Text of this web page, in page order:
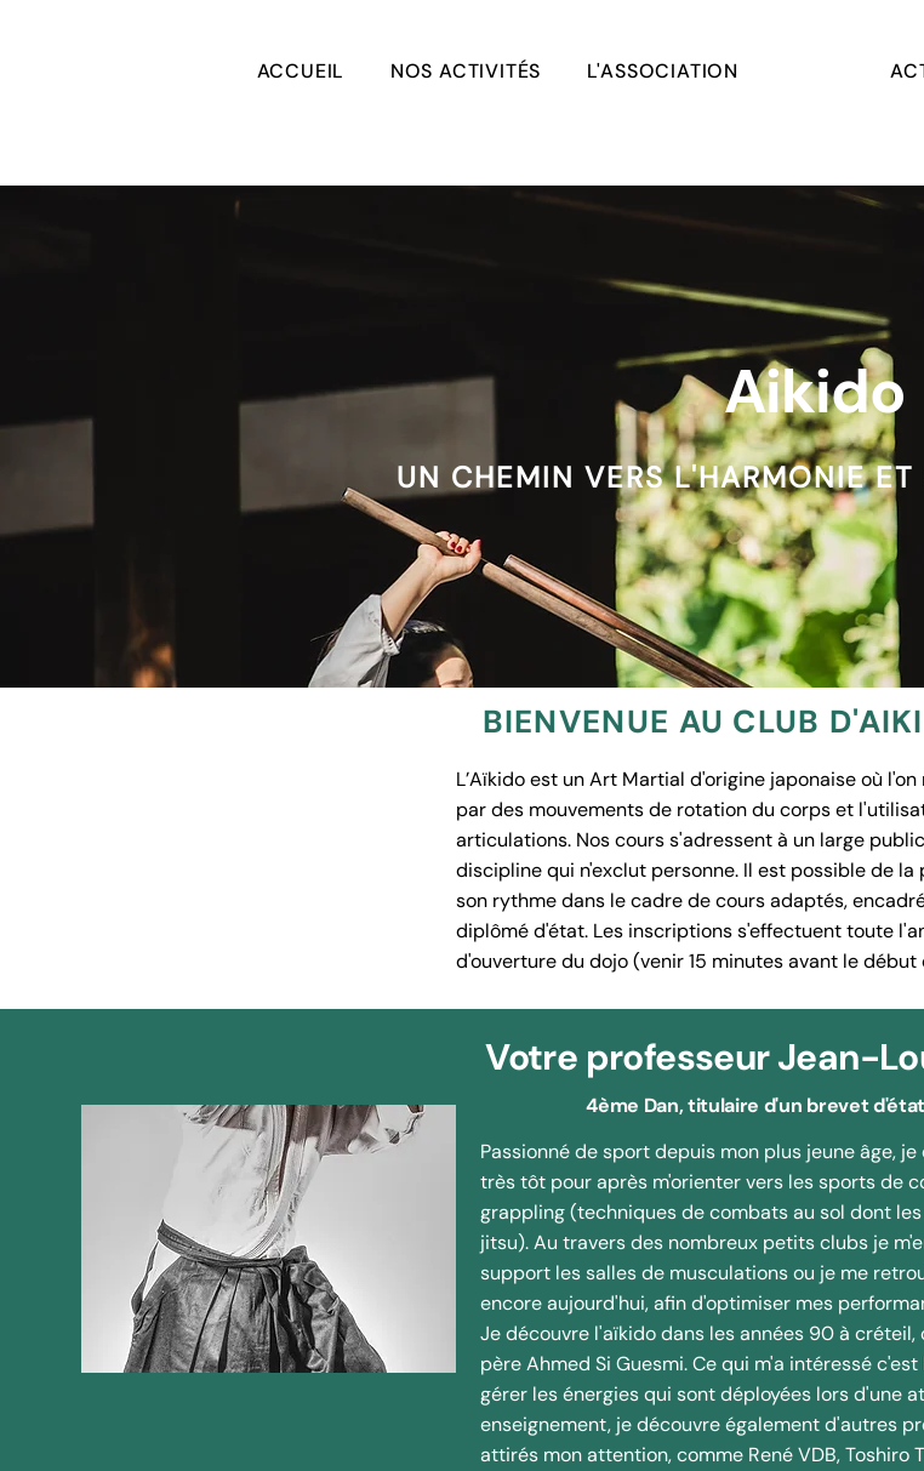
ACCUEIL NOS ACTIVITÉS L'ASSOCIATION
Aikido
UN CHEMIN VERS L'HARMONIE
BIENVENUE AU CLUB
L’Aïkido est un Art Martial d'origine japonaise où
par des mouvements de rotation du corps et
articulations. Nos cours s'adressent à un large
discipline qui n'exclut personne. Il est possible de
son rythme dans le cadre de cours adaptés,
diplômé d'état. Les inscriptions s'effectuent toute
d'ouverture du dojo (venir 15 minutes avant le début
Votre professeur Jean-
Passionné de sport depuis mon plus jeune âge,
très tôt pour après m'orienter vers les sports de
grappling (techniques de combats au sol dont
jitsu). Au travers des nombreux petits clubs je
support les salles de musculations ou je me
encore aujourd'hui, afin d'optimiser mes
Je découvre l'aïkido dans les années 90 à
père Ahmed Si Guesmi. Ce qui m'a intéressé
gérer les énergies qui sont déployées lors d'une
enseignement, je découvre également d'autres
attirés mon attention, comme René VDB, Toshiro
4ème Dan, titulaire d'un brevet